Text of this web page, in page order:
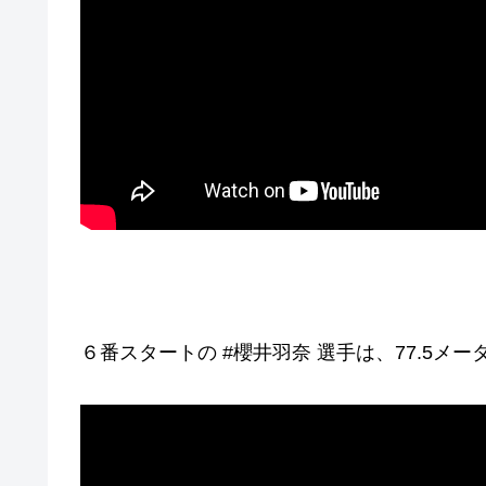
６番スタートの #櫻井羽奈 選手は、77.5メー